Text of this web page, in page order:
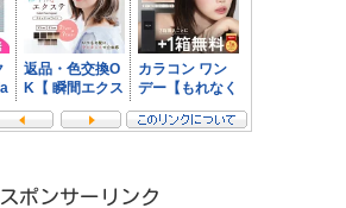
スポンサーリンク